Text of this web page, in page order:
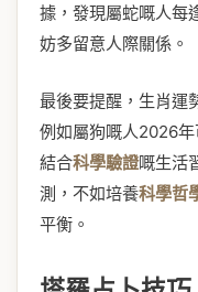
據，發現屬蛇嘅人每
妨多留意人際關係。
最後要提醒，生肖運
例如屬狗嘅人2026
結合科學驗證嘅生活
測，不如培養科學哲
平衡。